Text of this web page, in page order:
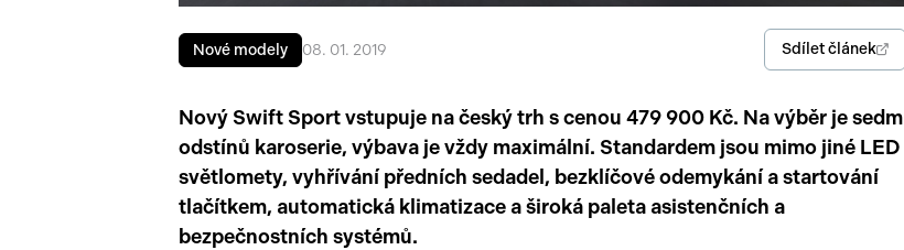
Nové modely 08. 01. 2019 Sdílet článek
Nový Swift Sport vstupuje na český trh s cenou 479 900 Kč. Na výběr je sedm
odstínů karoserie, výbava je vždy maximální. Standardem jsou mimo jiné LED
světlomety, vyhřívání předních sedadel, bezklíčové odemykání a startování
tlačítkem, automatická klimatizace a široká paleta asistenčních a
bezpečnostních systémů.